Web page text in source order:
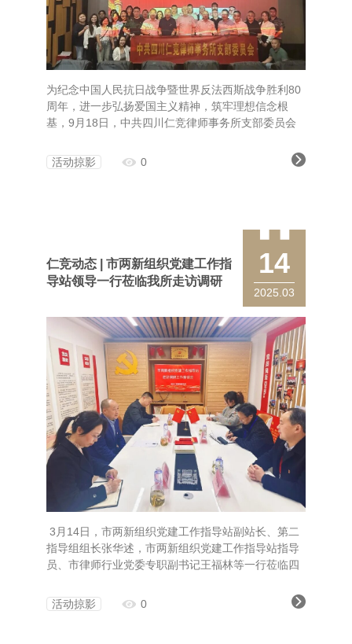
为纪念中国人民抗日战争暨世界反法西斯战争胜利80
周年，进一步弘扬爱国主义精神，筑牢理想信念根
基，9月18日，中共四川仁竞律师事务所支部委员会
《731》。 在观影活动前，党支部书记吴明全律师首
先召开了全体党员大会。会议重点传达学习习近平总
活动掠影 0
14
2025.03
仁竞动态 | 市两新组织党建工作指
导站领导一行莅临我所走访调研
3月14日，市两新组织党建工作指导站副站长、第二
指导组组长张华述，市两新组织党建工作指导站指导
员、市律师行业党委专职副书记王福林等一行莅临四
记、合伙人吴明全，支部统战委员邓艳，宣传委员杨
青华陪同调研。
活动掠影 0